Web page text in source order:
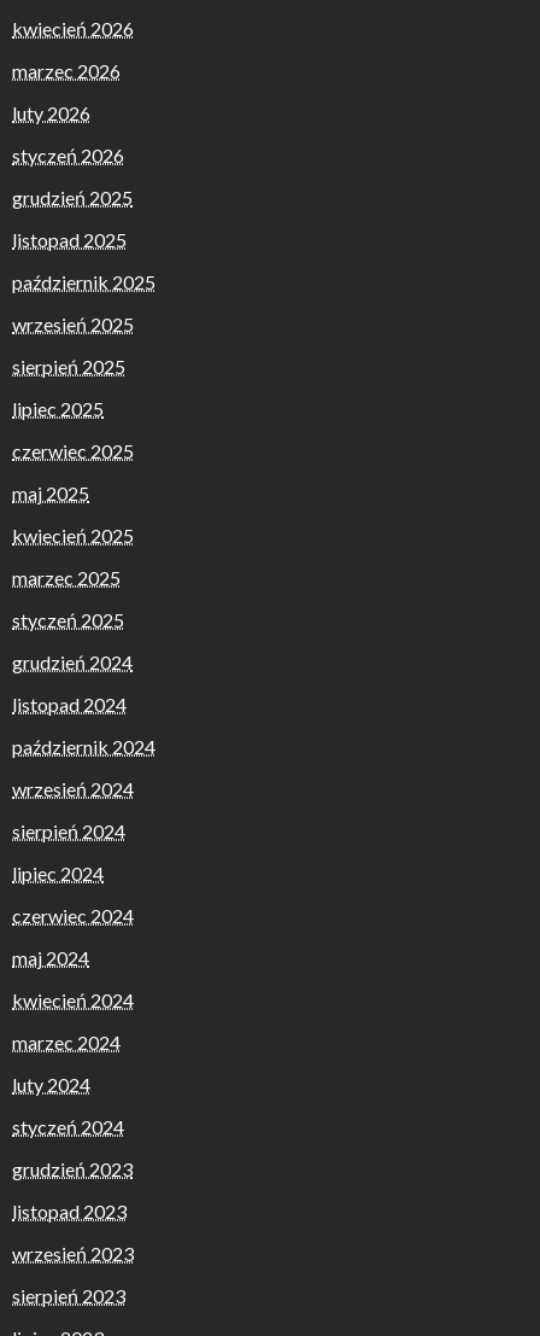
kwiecień 2026
marzec 2026
luty 2026
styczeń 2026
grudzień 2025
listopad 2025
październik 2025
wrzesień 2025
sierpień 2025
lipiec 2025
czerwiec 2025
maj 2025
kwiecień 2025
marzec 2025
styczeń 2025
grudzień 2024
listopad 2024
październik 2024
wrzesień 2024
sierpień 2024
lipiec 2024
czerwiec 2024
maj 2024
kwiecień 2024
marzec 2024
luty 2024
styczeń 2024
grudzień 2023
listopad 2023
wrzesień 2023
sierpień 2023